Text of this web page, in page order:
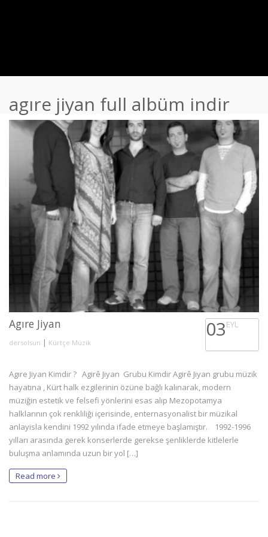
agıre jiyan full albüm indir
Agıre Jiyan
dersolsun | Kürtçe Müzik
03EYL
Agıre Jiyan Kimdir ? Agirê Jiyan Grubu Kimdir Agirê Jiyan grubu müzik
hayatına , Kürt halk ezgilerinin özüne bağlı kalınarak, modern
müziğin estetik ve felsefi yönlerini esas alıp Mezopotamya
halklarının çok renkliliği içerisinde, enternasyonalist bir müzikal
anlayisla kendini 1992 yılında ifade etmeye başlamıştır. 1992-1996
yılları arasında gerek konserlerde gerekse şenliklerde kitlelerle
buluşma anlamında uzun bir yol […]
Read more